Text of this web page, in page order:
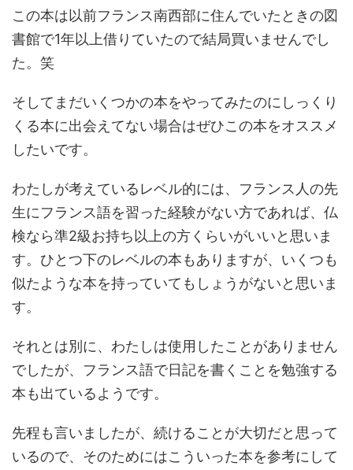
この本は以前フランス南西部に住んでいたときの図
書館で1年以上借りていたので結局買いませんでし
た。笑
そしてまだいくつかの本をやってみたのにしっくり
くる本に出会えてない場合はぜひこの本をオススメ
したいです。
わたしが考えているレベル的には、フランス人の先
生にフランス語を習った経験がない方であれば、仏
検なら準2級お持ち以上の方くらいがいいと思いま
す。ひとつ下のレベルの本もありますが、いくつも
似たような本を持っていてもしょうがないと思いま
す。
それとは別に、わたしは使用したことがありません
でしたが、フランス語で日記を書くことを勉強する
本も出ているようです。
先程も言いましたが、続けることが大切だと思って
いるので、そのためにはこういった本を参考にして